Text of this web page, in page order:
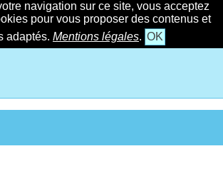
navigation sur ce site, vous acceptez
pour vous proposer des contenus et
adaptés. Mentions légales. OK